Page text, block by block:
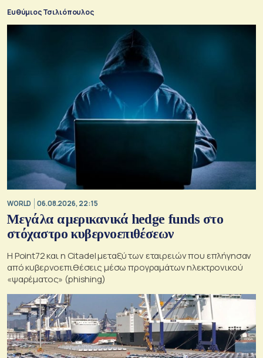
Ευθύμιος Τσιλιόπουλος
WORLD 06.08.2026, 22:15
Μεγάλα αμερικανικά hedge funds στο
στόχαστρο κυβερνοεπιθέσεων
Η Point72 και η Citadel μεταξύ των εταιρειών που επλήγησαν
από κυβερνοεπιθέσεις μέσω προγραμάτων ηλεκτρονικού
«ψαρέματος» (phishing)